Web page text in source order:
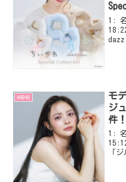
決
1:
AKB48
モ
ジ
件
1:
「